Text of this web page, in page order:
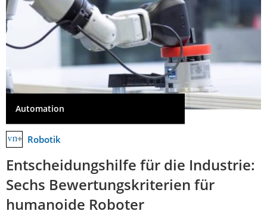
Automation
Robotik
Entscheidungshilfe für die Industrie:
Sechs Bewertungskriterien für
humanoide Roboter